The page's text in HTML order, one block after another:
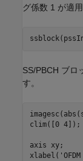
グ係数 1 が適
SS/PBCH ブロ
す。
clim([0 4]);
axis xy;
xlabel(